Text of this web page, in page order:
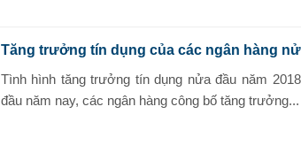
Tăng trưởng tín dụng của các ngân hàng
Tình hình tăng trưởng tín dụng nửa đầu năm
đầu năm nay, các ngân hàng công bố tăng trưởng...